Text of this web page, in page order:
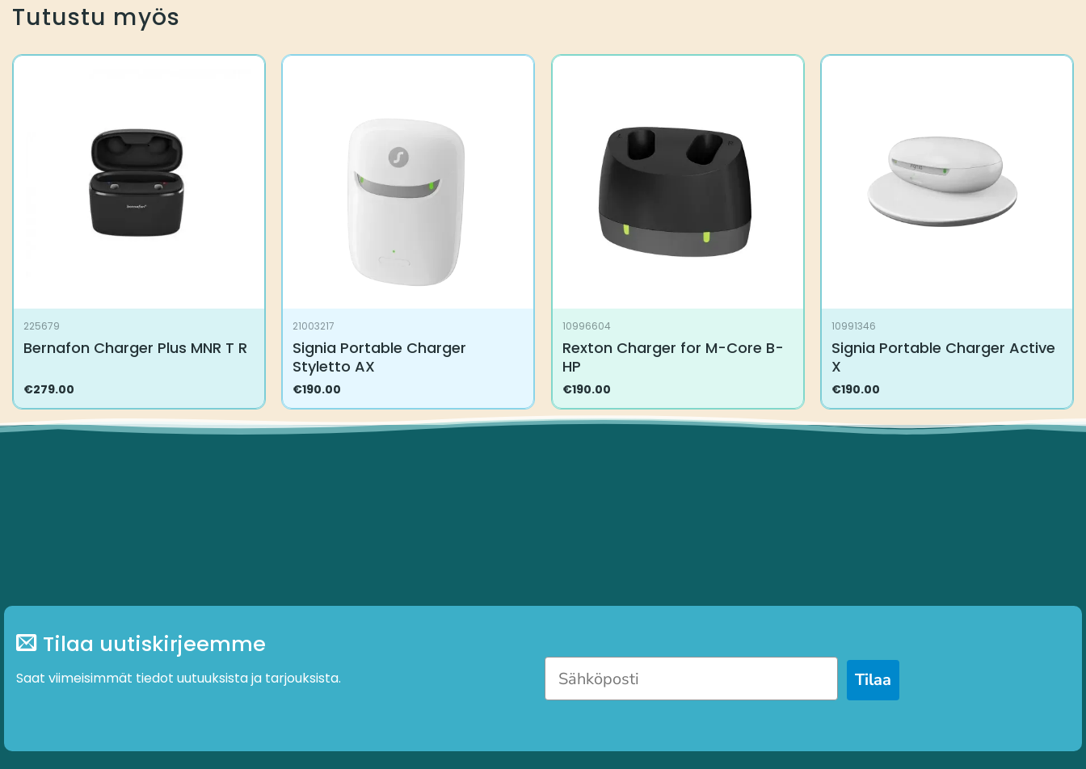
Tutustu myös
225679
Bernafon Charger Plus MNR T R
€279.00
21003217
Signia Portable Charger
Styletto AX
€190.00
10996604
Rexton Charger for M-Core B-
HP
€190.00
10991346
Signia Portable Charger Active
X
€190.00
Tilaa uutiskirjeemme
Saat viimeisimmät tiedot uutuuksista ja tarjouksista. Tilaa